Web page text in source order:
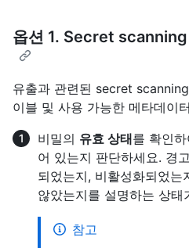
옵션 1. Secret
유출과 관련된 secret
이블 및 사용 가능한 메타데이
비밀의 유효 상태를 확인
어 있는지 판단하세요. 경
되었는지, 비활성화되었는
않았는지를 설명하는 상태
참고